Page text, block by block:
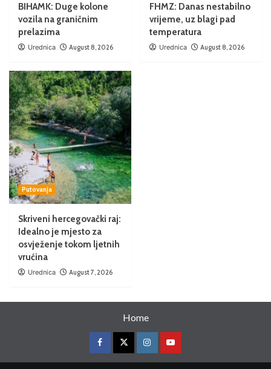
BIHAMK: Duge kolone
vozila na graničnim
prelazima
Urednica August 8, 2026
FHMZ: Danas nestabilno
vrijeme, uz blagi pad
temperatura
Urednica August 8, 2026
Putovanja
Skriveni hercegovački raj:
Idealno je mjesto za
osvježenje tokom ljetnih
vrućina
Urednica August 7, 2026
Home